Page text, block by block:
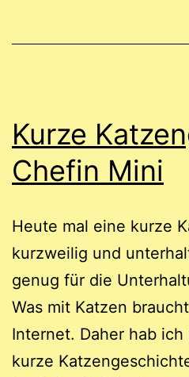
Kurze
Chefin Mini
Heute mal eine kurze
kurzweilig und
genug für die
Was mit Katzen
Internet. Daher hab
kurze